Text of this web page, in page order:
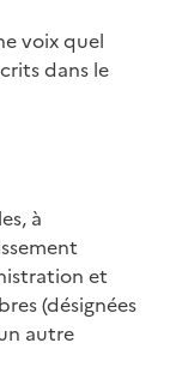
voix quel
dans le
à
et
(désignées
autre